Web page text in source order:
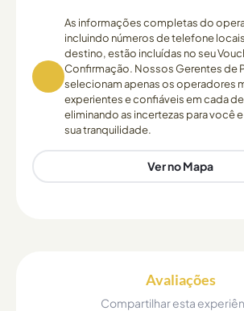
As informações completas do
incluindo números de telefone
destino, estão incluídas no seu
Confirmação. Nossos Gerentes de
selecionam apenas os operadores
experientes e confiáveis em cada
eliminando as incertezas para você
sua tranquilidade.
Ver no Mapa
Avaliações
Compartilhar esta